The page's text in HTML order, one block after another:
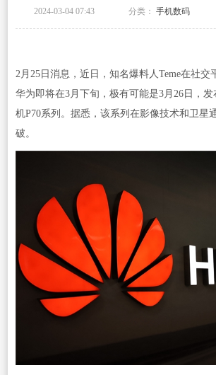
2024-03-04 07:43 分类：手机数码
2月25日消息，近日，知名爆料人Teme在社交
华为即将在3月下旬，极有可能是3月26日，
机P70系列。据悉，该系列在影像技术和卫星
破。